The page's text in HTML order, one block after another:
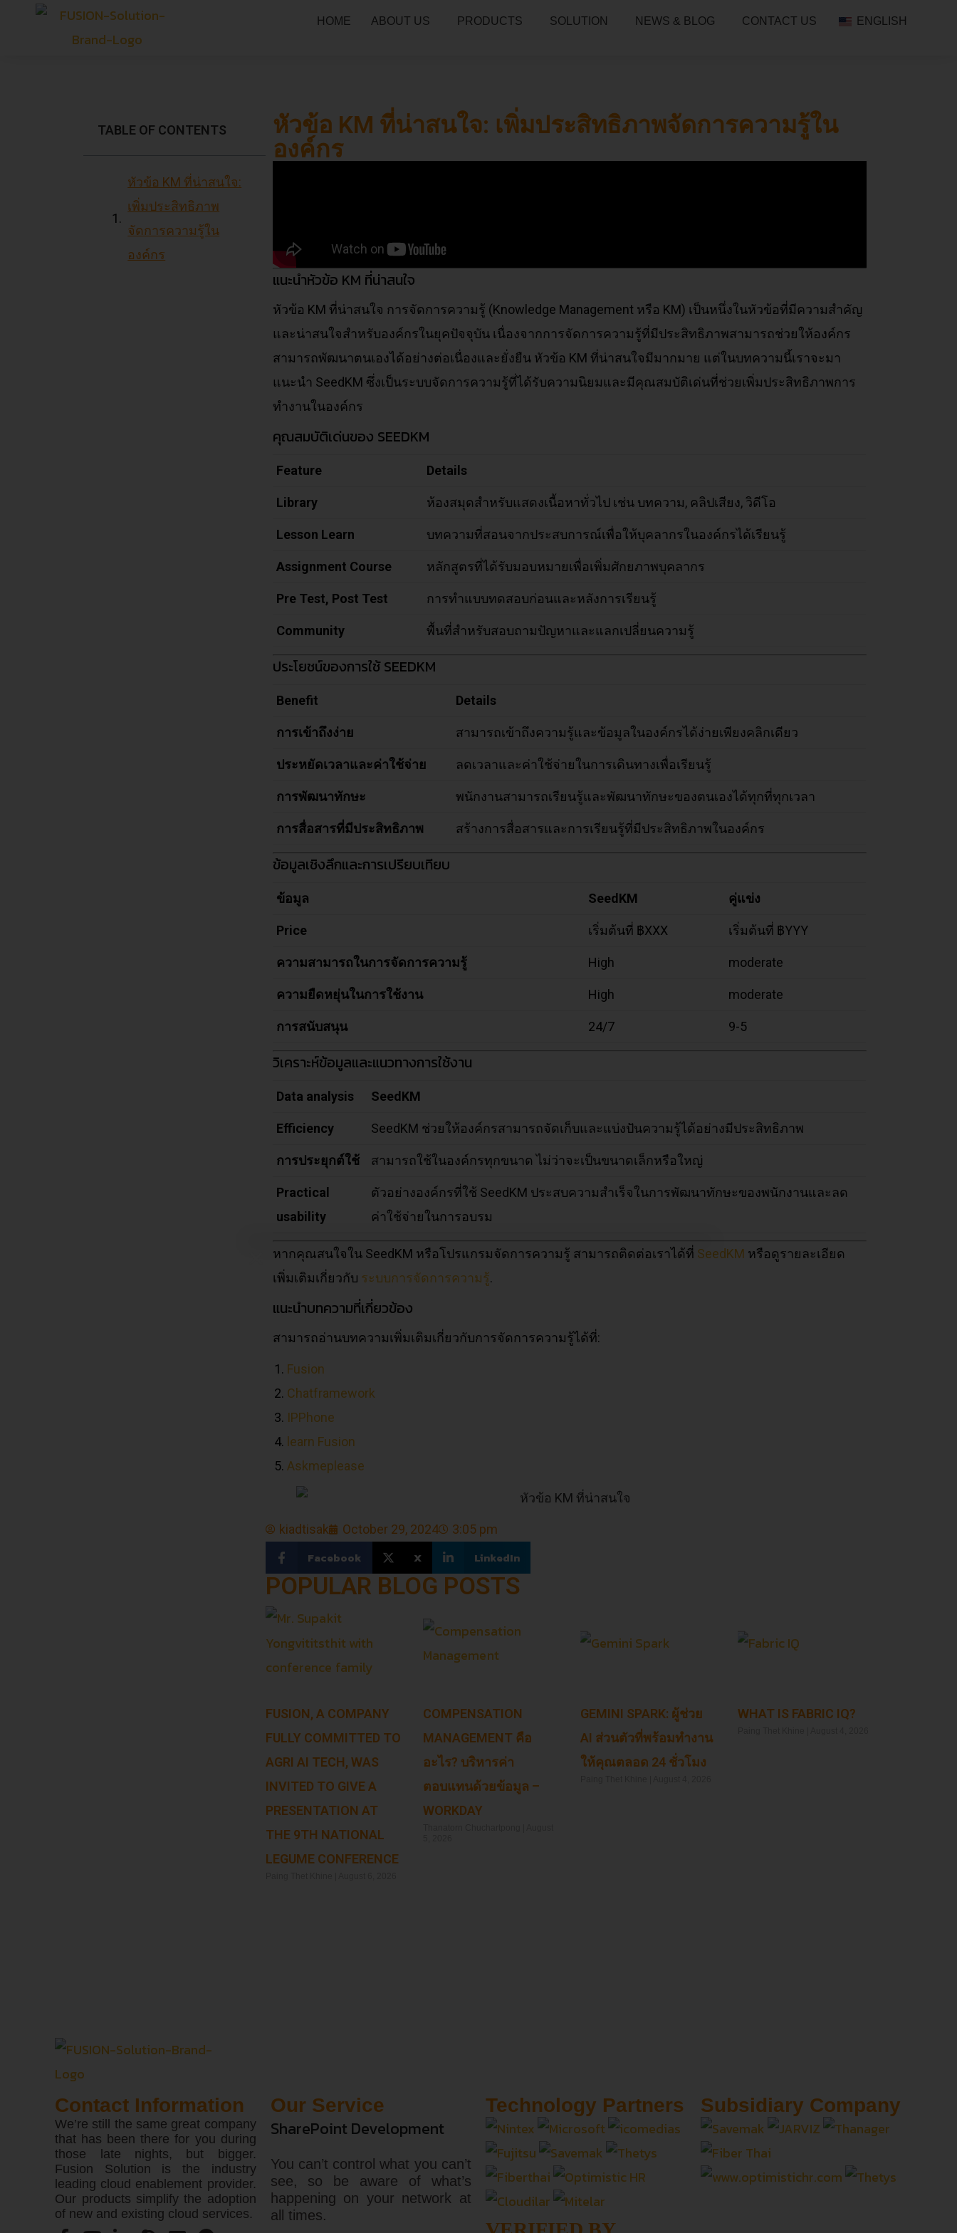
HOME ABOUT US PRODUCTS SOLUTION NEWS & BLOG CONTACT US ENGLISH
TABLE OF CONTENTS
หัวข้อ KM ที่น่าสนใจ:
เพิ่มประสิทธิภาพ
จัดการความรู้ใน
องค์กร
หัวข้อ KM ที่น่าสนใจ: เพิ่มประสิทธิภาพจัดการความรู้ใน
องค์กร
แนะนำหัวข้อ KM ที่น่าสนใจ
หัวข้อ KM ที่น่าสนใจ การจัดการความรู้ (Knowledge Management หรือ KM) เป็นหนึ่งในหัวข้อที่มีความสำคัญ
และน่าสนใจสำหรับองค์กรในยุคปัจจุบัน เนื่องจากการจัดการความรู้ที่มีประสิทธิภาพสามารถช่วยให้องค์กร
สามารถพัฒนาตนเองได้อย่างต่อเนื่องและยั่งยืน หัวข้อ KM ที่น่าสนใจมีมากมาย แต่ในบทความนี้เราจะมา
แนะนำ SeedKM ซึ่งเป็นระบบจัดการความรู้ที่ได้รับความนิยมและมีคุณสมบัติเด่นที่ช่วยเพิ่มประสิทธิภาพการ
ทำงานในองค์กร
คุณสมบัติเด่นของ SEEDKM
Feature Details
Library ห้องสมุดสำหรับแสดงเนื้อหาทั่วไป เช่น บทความ, คลิปเสียง, วิดีโอ
Lesson Learn บทความที่สอนจากประสบการณ์เพื่อให้บุคลากรในองค์กรได้เรียนรู้
Assignment Course หลักสูตรที่ได้รับมอบหมายเพื่อเพิ่มศักยภาพบุคลากร
Pre Test, Post Test การทำแบบทดสอบก่อนและหลังการเรียนรู้
Community พื้นที่สำหรับสอบถามปัญหาและแลกเปลี่ยนความรู้
ประโยชน์ของการใช้ SEEDKM
Benefit Details
การเข้าถึงง่าย สามารถเข้าถึงความรู้และข้อมูลในองค์กรได้ง่ายเพียงคลิกเดียว
ประหยัดเวลาและค่าใช้จ่าย ลดเวลาและค่าใช้จ่ายในการเดินทางเพื่อเรียนรู้
การพัฒนาทักษะ พนักงานสามารถเรียนรู้และพัฒนาทักษะของตนเองได้ทุกที่ทุกเวลา
การสื่อสารที่มีประสิทธิภาพ สร้างการสื่อสารและการเรียนรู้ที่มีประสิทธิภาพในองค์กร
ข้อมูลเชิงลึกและการเปรียบเทียบ
ข้อมูล SeedKM คู่แข่ง
Price เริ่มต้นที่ ฿XXX เริ่มต้นที่ ฿YYY
ความสามารถในการจัดการความรู้ High moderate
ความยืดหยุ่นในการใช้งาน High moderate
การสนับสนุน 24/7 9-5
วิเคราะห์ข้อมูลและแนวทางการใช้งาน
Data analysis SeedKM
Efficiency SeedKM ช่วยให้องค์กรสามารถจัดเก็บและแบ่งปันความรู้ได้อย่างมีประสิทธิภาพ
การประยุกต์ใช้ สามารถใช้ในองค์กรทุกขนาด ไม่ว่าจะเป็นขนาดเล็กหรือใหญ่
Practical
usability
ตัวอย่างองค์กรที่ใช้ SeedKM ประสบความสำเร็จในการพัฒนาทักษะของพนักงานและลด
ค่าใช้จ่ายในการอบรม
หากคุณสนใจใน SeedKM หรือโปรแกรมจัดการความรู้ สามารถติดต่อเราได้ที่ SeedKM หรือดูรายละเอียด
เพิ่มเติมเกี่ยวกับ ระบบการจัดการความรู้.
แนะนำบทความที่เกี่ยวข้อง
สามารถอ่านบทความเพิ่มเติมเกี่ยวกับการจัดการความรู้ได้ที่:
Fusion
Chatframework
IPPhone
learn Fusion
Askmeplease
kiadtisak October 29, 2024 3:05 pm
Facebook X LinkedIn
POPULAR BLOG POSTS
FUSION, A COMPANY
FULLY COMMITTED TO
AGRI AI TECH, WAS
INVITED TO GIVE A
PRESENTATION AT
THE 9TH NATIONAL
LEGUME CONFERENCE
COMPENSATION
MANAGEMENT คือ
อะไร? บริหารค่า
ตอบแทนด้วยข้อมูล –
WORKDAY
GEMINI SPARK: ผู้ช่วย
AI ส่วนตัวที่พร้อมทำงาน
ให้คุณตลอด 24 ชั่วโมง
WHAT IS FABRIC IQ?
Contact Information
We’re still the same great company
that has been there for you during
those late nights, but bigger.
Fusion Solution is the industry
leading cloud enablement provider.
Our products simplify the adoption
of new and existing cloud services.
Our Service
SharePoint Development
You can’t control what you can’t
see, so be aware of what’s
happening on your network at
all times.
Technology Partners Subsidiary Company